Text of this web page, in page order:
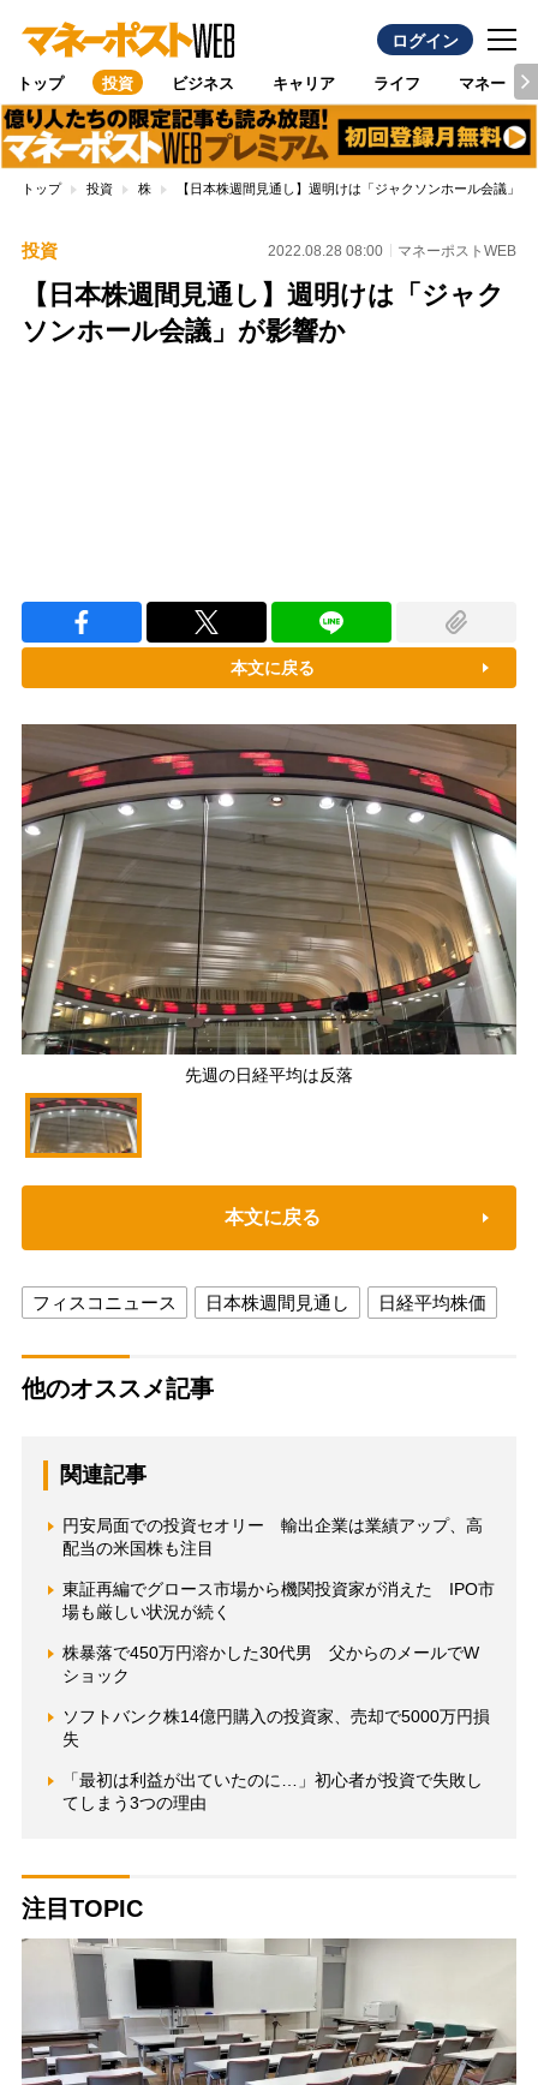
ログイン
トップ 投資 ビジネス キャリア ライフ マネー
トップ 投資 株 【日本株週間見通し】週明けは「ジャクソンホール会議」が
投資 2022.08.28 08:00 マネーポストWEB
【日本株週間見通し】週明けは「ジャク
ソンホール会議」が影響か
本文に戻る
先週の日経平均は反落
本文に戻る
フィスコニュース 日本株週間見通し 日経平均株価
他のオススメ記事
関連記事
円安局面での投資セオリー 輸出企業は業績アップ、高
配当の米国株も注目
東証再編でグロース市場から機関投資家が消えた IPO市
場も厳しい状況が続く
株暴落で450万円溶かした30代男 父からのメールでW
ショック
ソフトバンク株14億円購入の投資家、売却で5000万円損
失
「最初は利益が出ていたのに…」初心者が投資で失敗し
てしまう3つの理由
注目TOPIC